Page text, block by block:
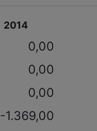
2014
0,00
0,00
0,00
-1.369,00